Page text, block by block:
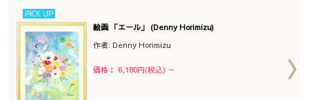
PICK UP
絵画 「エール」 (Denny Horimizu)
作者: Denny Horimizu
価格： 6,180円(税込) ～